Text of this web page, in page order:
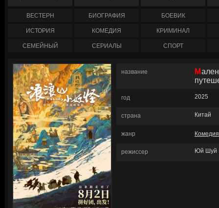
ВЕСТЕРН БИОГРАФИЯ БОЕВИК
ИСТОРИЯ КОМЕДИЯ КРИМИНАЛ
СЕМЕЙНЫЙ СЕРИАЛЫ СПОРТ
название
Маленькие демоны
год 2025
страна Китай
жанр Комедия
режиссер Юй Шуй